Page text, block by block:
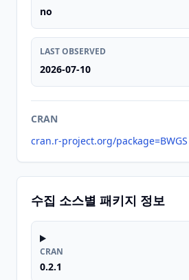
no
LAST OBSERVED
2026-07-10
CRAN
cran.r-project.org/package=BWGS
수집 소스별 패키지 정보
CRAN
0.2.1